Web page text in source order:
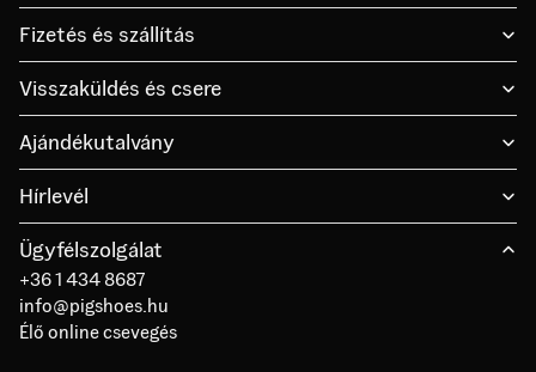
Fizetés és szállítás
Visszaküldés és csere
Ajándékutalvány
Hírlevél
Ügyfélszolgálat
+36 1 434 8687
info@pigshoes.hu
Élő online csevegés